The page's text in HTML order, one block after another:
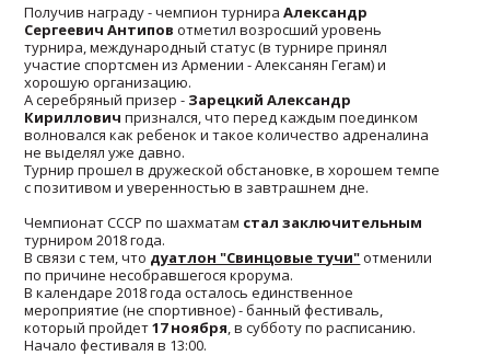
Получив награду - чемпион турнираАлександр
Сергеевич Антипов отметил возросший уровень
турнира, международный статус (в турнире принял
участие спортсмен из Армении - Алексанян Гегам) и
хорошую организацию.
А серебряный призер - Зарецкий Александр
Кириллович признался, что перед каждым поединком
волновался как ребенок и такое количество адреналина
не выделял уже давно.
Турнир прошел в дружеской обстановке, в хорошем темпе
с позитивом и уверенностью в завтрашнем дне.
Чемпионат СССР по шахматам стал заключительным
турниром 2018 года.
В связи с тем, что дуатлон "Свинцовые тучи"отменили
по причине несобравшегося крорума.
В календаре 2018 года осталось единственное
мероприятие (не спортивное) - банный фестиваль,
который пройдет17 ноября, в субботу по расписанию.
Начало фестиваля в 13:00.